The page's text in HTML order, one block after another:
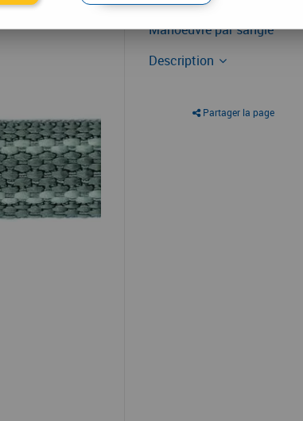
Accessoire de volet roulant
Manoeuvre par sangle
Description
Partager la page